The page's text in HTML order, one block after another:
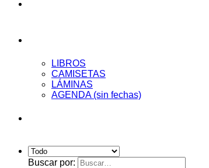
LIBROS
CAMISETAS
LÁMINAS
AGENDA (sin fechas)
Buscar por: